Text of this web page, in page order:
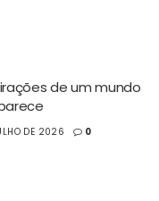
de um mundo
DE 2026 0